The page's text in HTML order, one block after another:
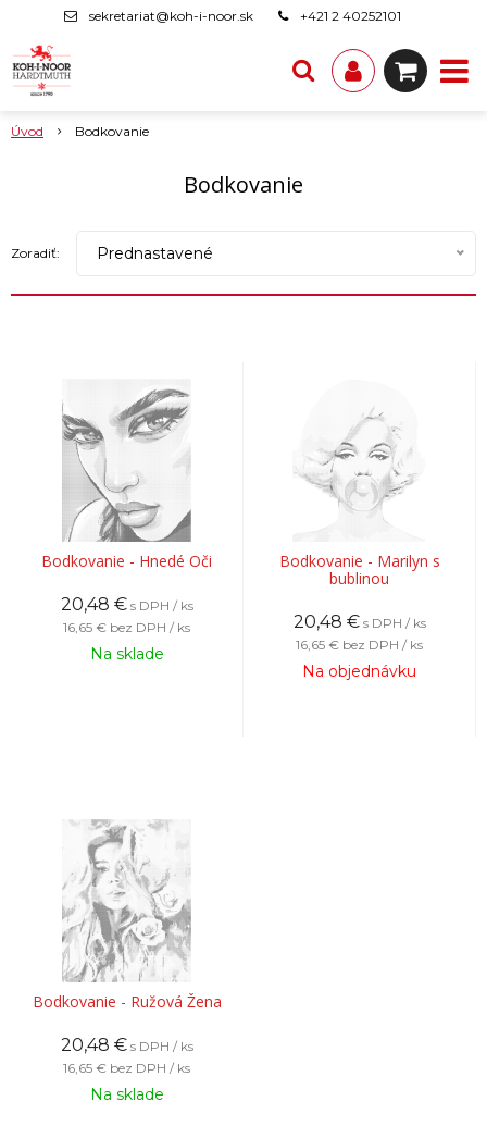
sekretariat@koh-i-noor.sk +421 2 40252101
Úvod Bodkovanie
Bodkovanie
Zoradiť: Prednastavené
Bodkovanie - Hnedé Oči
20,48 € s DPH / ks
16,65 € bez DPH / ks
Na sklade
Bodkovanie - Marilyn s
bublinou
20,48 € s DPH / ks
16,65 € bez DPH / ks
Na objednávku
Bodkovanie - Ružová Žena
20,48 € s DPH / ks
16,65 € bez DPH / ks
Na sklade